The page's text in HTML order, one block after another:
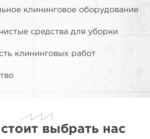
клининговое оборудование
средства для уборки
клининговых работ
выбрать нас